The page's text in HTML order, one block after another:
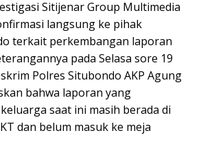
Sitijenar Group Multimedia
langsung ke pihak
terkait perkembangan laporan
pada Selasa sore 19
Polres Situbondo AKP Agung
bahwa laporan yang
saat ini masih berada di
dan belum masuk ke meja